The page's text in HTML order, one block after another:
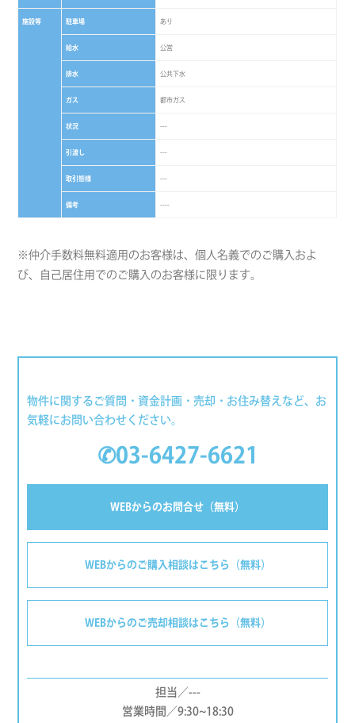
施設等 駐車場 あり
給水 公営
排水 公共下水
ガス 都市ガス
状況 ---
引渡し ---
取引態様 ---
備考 ----
※仲介手数料無料適用のお客様は、個人名義でのご購入およ
び、自己居住用でのご購入のお客様に限ります。
物件に関するご質問・資金計画・売却・お住み替えなど、お
気軽にお問い合わせください。
✆03-6427-6621
WEBからのお問合せ（無料）
WEBからのご購入相談はこちら（無料）
WEBからのご売却相談はこちら（無料）
担当／---
営業時間／9:30~18:30